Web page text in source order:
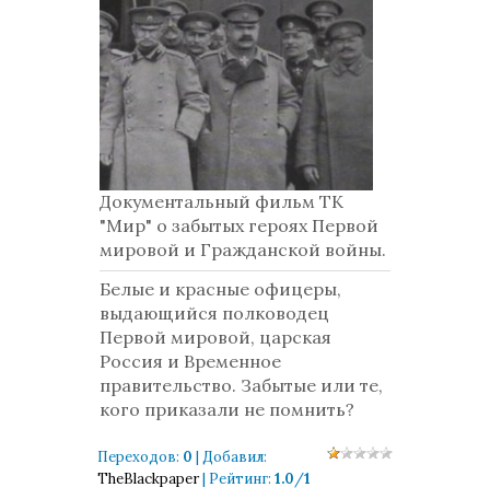
Документальный фильм ТК
"Мир" о забытых героях Первой
мировой и Гражданской войны.
Белые и красные офицеры,
выдающийся полководец
Первой мировой, царская
Россия и Временное
правительство. Забытые или те,
кого приказали не помнить?
Переходов: 0 | Добавил:
TheBlackpaper| Рейтинг: 1.0/1